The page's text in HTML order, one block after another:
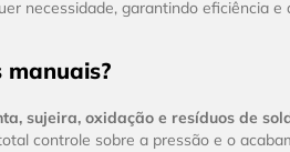
necessidade, garantindo eficiência e
manuais?
sujeira, oxidação e resíduos de
controle sobre a pressão e o